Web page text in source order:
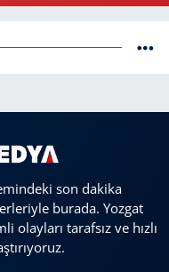
son dakika
burada. Yozgat
tarafsız ve hızlı